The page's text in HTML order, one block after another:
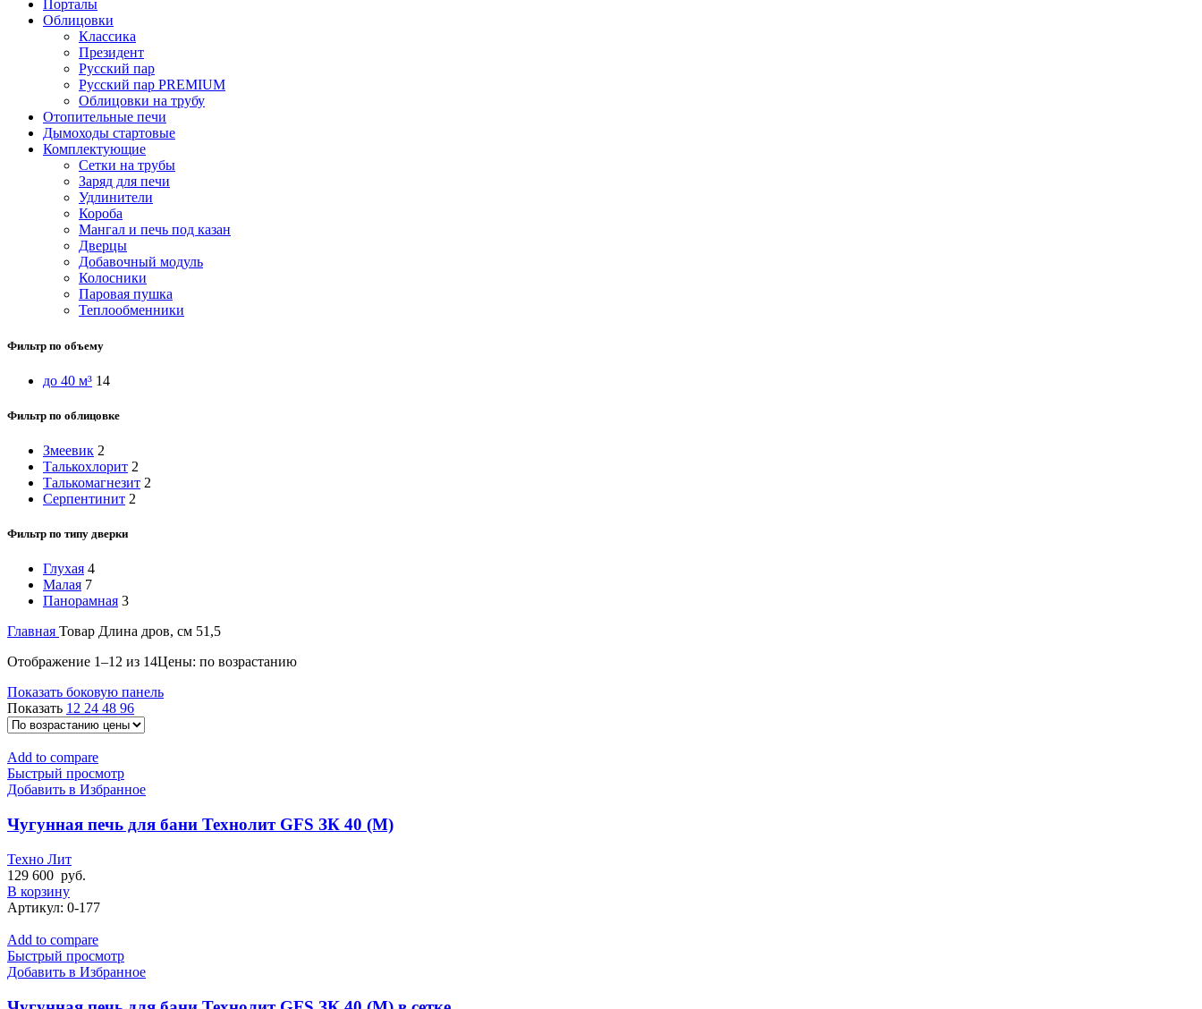
Порталы
Облицовки
Классика
Президент
Русский пар
Русский пар PREMIUM
Облицовки на трубу
Отопительные печи
Дымоходы стартовые
Комплектующие
Сетки на трубы
Заряд для печи
Удлинители
Короба
Мангал и печь под казан
Дверцы
Добавочный модуль
Колосники
Паровая пушка
Теплообменники
Фильтр по объему
до 40 м³ 14
Фильтр по облицовке
Змеевик 2
Талькохлорит 2
Талькомагнезит 2
Серпентинит 2
Фильтр по типу дверки
Глухая 4
Малая 7
Панорамная 3
Главная Товар Длина дров, см 51,5
Отображение 1–12 из 14Цены: по возрастанию
Показать боковую панель
Показать 12 24 48 96
Add to compare
Быстрый просмотр
Добавить в Избранное
Чугунная печь для бани Технолит GFS ЗК 40 (М)
Техно Лит
129 600 руб.
В корзину
Артикул: 0-177
Add to compare
Быстрый просмотр
Добавить в Избранное